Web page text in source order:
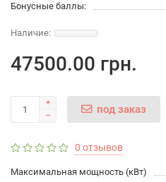
Бонусные баллы:
47500.00 грн.
под заказ
0 отзывов
Максимальная мощность (кВт)